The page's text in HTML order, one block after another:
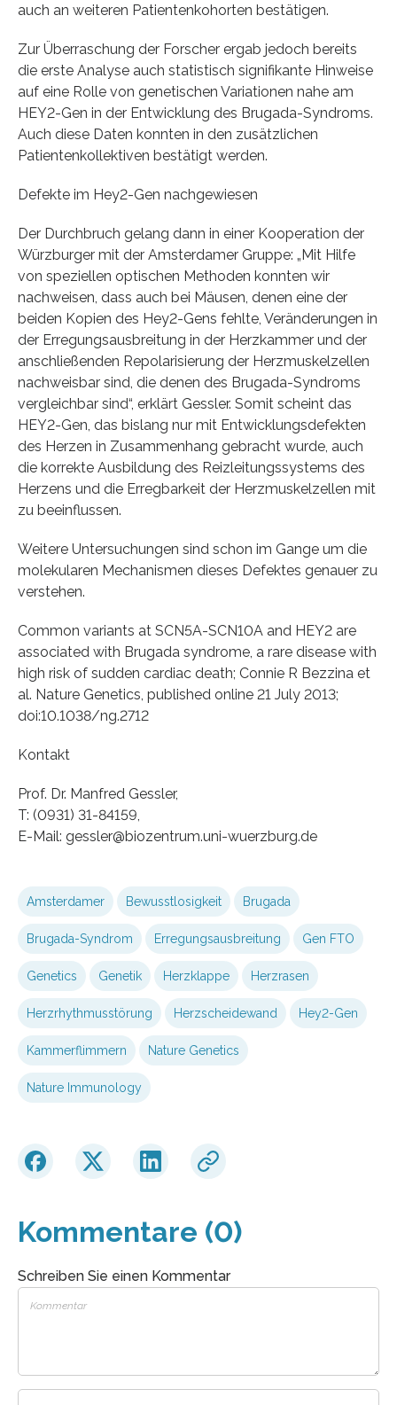
auch an weiteren Patientenkohorten bestätigen.
Zur Überraschung der Forscher ergab jedoch bereits
die erste Analyse auch statistisch signifikante Hinweise
auf eine Rolle von genetischen Variationen nahe am
HEY2-Gen in der Entwicklung des Brugada-Syndroms.
Auch diese Daten konnten in den zusätzlichen
Patientenkollektiven bestätigt werden.
Defekte im Hey2-Gen nachgewiesen
Der Durchbruch gelang dann in einer Kooperation der
Würzburger mit der Amsterdamer Gruppe: „Mit Hilfe
von speziellen optischen Methoden konnten wir
nachweisen, dass auch bei Mäusen, denen eine der
beiden Kopien des Hey2-Gens fehlte, Veränderungen in
der Erregungsausbreitung in der Herzkammer und der
anschließenden Repolarisierung der Herzmuskelzellen
nachweisbar sind, die denen des Brugada-Syndroms
vergleichbar sind“, erklärt Gessler. Somit scheint das
HEY2-Gen, das bislang nur mit Entwicklungsdefekten
des Herzen in Zusammenhang gebracht wurde, auch
die korrekte Ausbildung des Reizleitungssystems des
Herzens und die Erregbarkeit der Herzmuskelzellen mit
zu beeinflussen.
Weitere Untersuchungen sind schon im Gange um die
molekularen Mechanismen dieses Defektes genauer zu
verstehen.
Common variants at SCN5A-SCN10A and HEY2 are
associated with Brugada syndrome, a rare disease with
high risk of sudden cardiac death; Connie R Bezzina et
al. Nature Genetics, published online 21 July 2013;
doi:10.1038/ng.2712
Kontakt
Prof. Dr. Manfred Gessler,
T: (0931) 31-84159,
E-Mail: gessler@biozentrum.uni-wuerzburg.de
Amsterdamer Bewusstlosigkeit Brugada
Brugada-Syndrom Erregungsausbreitung Gen FTO
Genetics Genetik Herzklappe Herzrasen
Herzrhythmusstörung Herzscheidewand Hey2-Gen
Kammerflimmern Nature Genetics
Nature Immunology
Kommentare (0)
Schreiben Sie einen Kommentar